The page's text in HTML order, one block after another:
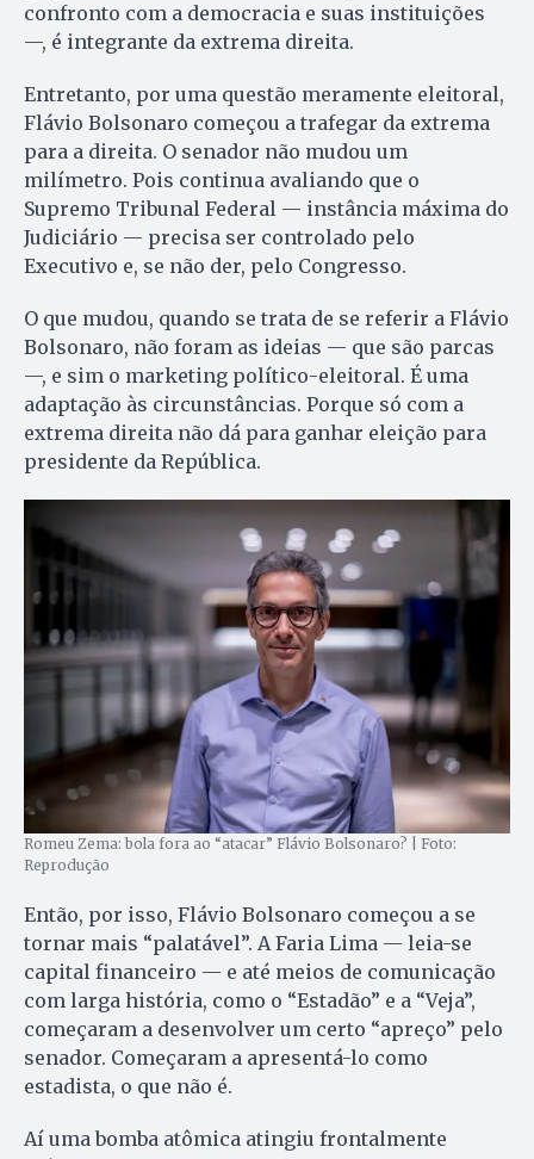
confronto com a democracia e suas instituições
—, é integrante da extrema direita.
Entretanto, por uma questão meramente eleitoral,
Flávio Bolsonaro começou a trafegar da extrema
para a direita. O senador não mudou um
milímetro. Pois continua avaliando que o
Supremo Tribunal Federal — instância máxima do
Judiciário — precisa ser controlado pelo
Executivo e, se não der, pelo Congresso.
O que mudou, quando se trata de se referir a Flávio
Bolsonaro, não foram as ideias — que são parcas
—, e sim o marketing político-eleitoral. É uma
adaptação às circunstâncias. Porque só com a
extrema direita não dá para ganhar eleição para
presidente da República.
Romeu Zema: bola fora ao “atacar” Flávio Bolsonaro? | Foto:
Reprodução
Então, por isso, Flávio Bolsonaro começou a se
tornar mais “palatável”. A Faria Lima — leia-se
capital financeiro — e até meios de comunicação
com larga história, como o “Estadão” e a “Veja”,
começaram a desenvolver um certo “apreço” pelo
senador. Começaram a apresentá-lo como
estadista, o que não é.
Aí uma bomba atômica atingiu frontalmente